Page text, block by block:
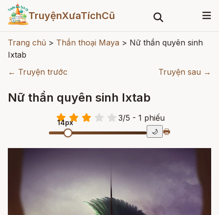
TruyệnXưaTíchCũ
Trang chủ > Thần thoại Maya > Nữ thần quyên sinh
Ixtab
← Truyện trước
Truyện sau →
Nữ thần quyên sinh Ixtab
3/5 - 1 phiếu
14px
🌙 🖶